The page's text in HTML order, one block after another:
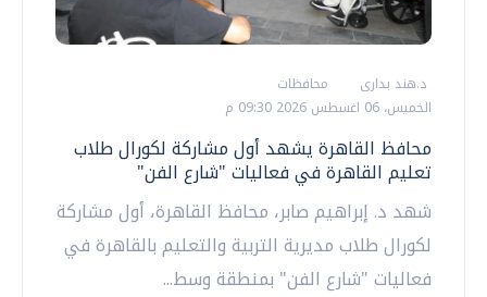
د.هند بدارى
محافظات
الخميس، 06 اغسطس 2026 09:30 م
محافظ القاهرة يشهد أول مشاركة لكورال طلاب
تعليم القاهرة في فعاليات "شارع الفن"
شهد د. إبراهيم صابر، محافظ القاهرة، أول مشاركة
لكورال طلاب مديرية التربية والتعليم بالقاهرة في
فعاليات "شارع الفن" بمنطقة وسط...